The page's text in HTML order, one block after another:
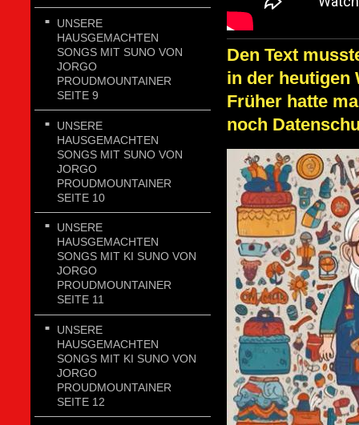
UNSERE
HAUSGEMACHTEN
SONGS MIT SUNO VON
JORGO
PROUDMOUNTAINER
SEITE 9
UNSERE
HAUSGEMACHTEN
SONGS MIT SUNO VON
JORGO
PROUDMOUNTAINER
SEITE 10
UNSERE
HAUSGEMACHTEN
SONGS MIT KI SUNO VON
JORGO
PROUDMOUNTAINER
SEITE 11
UNSERE
HAUSGEMACHTEN
SONGS MIT KI SUNO VON
JORGO
PROUDMOUNTAINER
SEITE 12
Den Text
in der heutigen
Früher hatte
noch